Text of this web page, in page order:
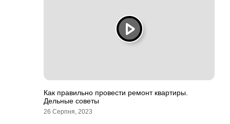
Как правильно провести ремонт квартиры.
Дельные советы
26 Серпня, 2023